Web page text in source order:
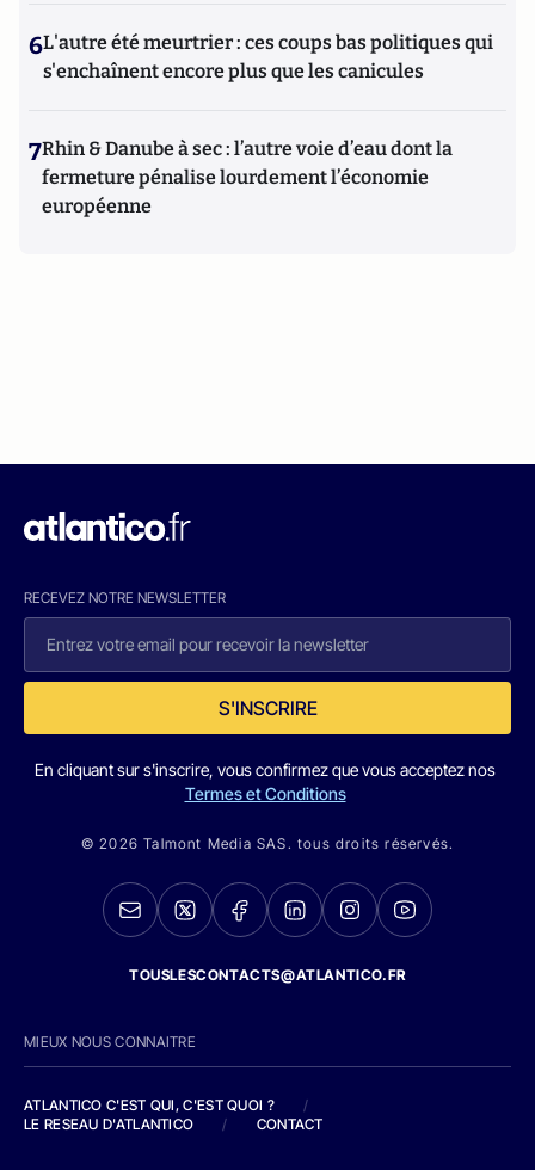
6L'autre été meurtrier : ces coups bas politiques qui
s'enchaînent encore plus que les canicules
7Rhin & Danube à sec : l’autre voie d’eau dont la
fermeture pénalise lourdement l’économie
européenne
RECEVEZ NOTRE NEWSLETTER
S'INSCRIRE
En cliquant sur s'inscrire, vous confirmez que vous acceptez nos
Termes et Conditions
© 2026 Talmont Media SAS. tous droits réservés.
TOUSLESCONTACTS@ATLANTICO.FR
MIEUX NOUS CONNAITRE
ATLANTICO C'EST QUI, C'EST QUOI ?
/
LE RESEAU D'ATLANTICO
/ CONTACT